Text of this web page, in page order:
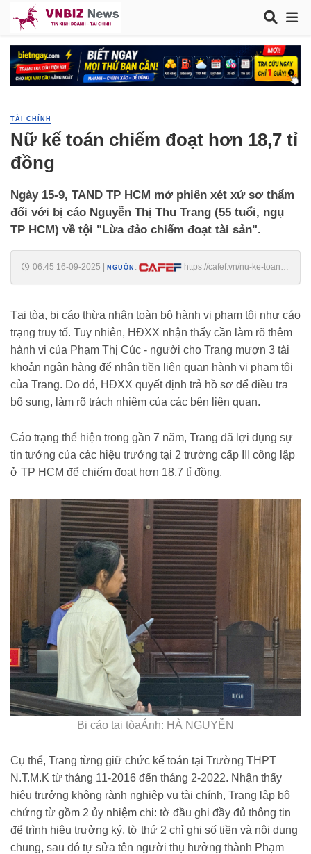
TÀI CHÍNH
Nữ kế toán chiếm đoạt hơn 18,7 tỉ
đồng
Ngày 15-9, TAND TP HCM mở phiên xét xử sơ thẩm
đối với bị cáo Nguyễn Thị Thu Trang (55 tuổi, ngụ
TP HCM) về tội "Lừa đảo chiếm đoạt tài sản".
06:45 16-09-2025 NGUỒN :
https://cafef.vn/nu-ke-toan-
Tại tòa, bị cáo thừa nhận toàn bộ hành vi phạm tội như cáo
trạng truy tố. Tuy nhiên, HĐXX nhận thấy cần làm rõ thêm
hành vi của Phạm Thị Cúc - người cho Trang mượn 3 tài
khoản ngân hàng để nhận tiền liên quan hành vi phạm tội
của Trang. Do đó, HĐXX quyết định trả hồ sơ để điều tra
bổ sung, làm rõ trách nhiệm của các bên liên quan.
Cáo trạng thể hiện trong gần 7 năm, Trang đã lợi dụng sự
tin tưởng của các hiệu trưởng tại 2 trường cấp III công lập
ở TP HCM để chiếm đoạt hơn 18,7 tỉ đồng.
Bị cáo tại tòaẢnh: HÀ NGUYỄN
Cụ thể, Trang từng giữ chức kế toán tại Trường THPT
N.T.M.K từ tháng 11-2016 đến tháng 2-2022. Nhận thấy
hiệu trưởng không rành nghiệp vụ tài chính, Trang lập bộ
chứng từ gồm 2 ủy nhiệm chi: tờ đầu ghi đầy đủ thông tin
để trình hiệu trưởng ký, tờ thứ 2 chỉ ghi số tiền và nội dung
chung, sau đó tự sửa tên người thụ hưởng thành Phạm